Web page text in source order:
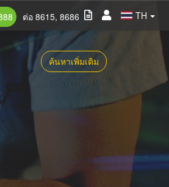
TH
ต่อ 8615, 8686
ค้นหาเพิ่มเติม